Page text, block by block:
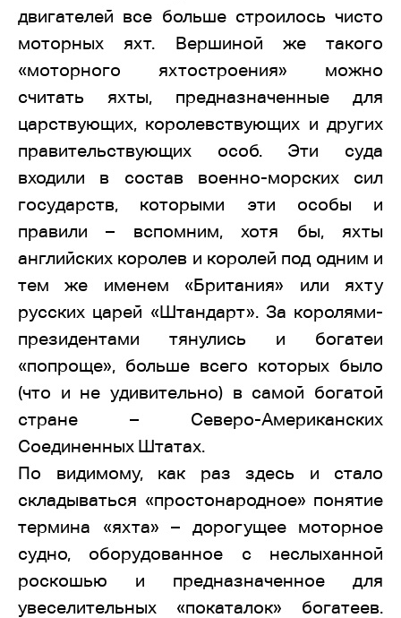
двигателей все больше строилось чисто
моторных яхт. Вершиной же такого
«моторного яхтостроения» можно
считать яхты, предназначенные для
царствующих, королевствующих и других
правительствующих особ. Эти суда
входили в состав военно-морских сил
государств, которыми эти особы и
правили – вспомним, хотя бы, яхты
английских королев и королей под одним и
тем же именем «Британия» или яхту
русских царей «Штандарт». За королями-
президентами тянулись и богатеи
«попроще», больше всего которых было
(что и не удивительно) в самой богатой
стране – Северо-Американских
Соединенных Штатах.
По видимому, как раз здесь и стало
складываться «простонародное» понятие
термина «яхта» – дорогущее моторное
судно, оборудованное с неслыханной
роскошью и предназначенное для
увеселительных «покаталок» богатеев.